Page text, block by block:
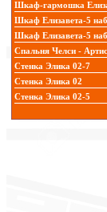
Шкаф-гармошка
Шкаф Елизавета-5
Шкаф Елизавета-5
Спальня Челси -
Стенка Элика 02-7
Стенка Элика 02
Стенка Элика 02-5